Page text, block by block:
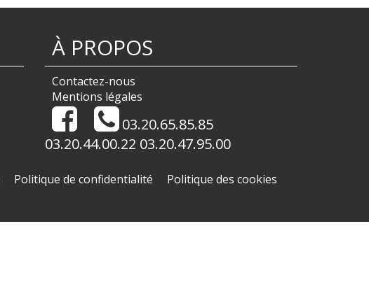
À PROPOS
Contactez-nous
Mentions légales
03.20.65.85.85
03.20.44.00.22 03.20.47.95.00
Politique de confidentialité
Politique des cookies